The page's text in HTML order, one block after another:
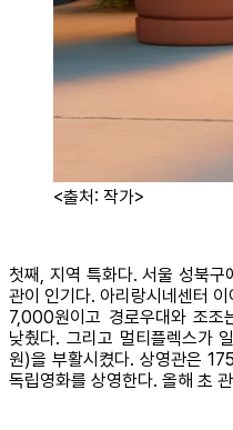
<출처: 작가>
첫째, 지역 특화다. 서울 성북구
관이 인기다. 아리랑시네센터
7,000원이고 경로우대와 조
낮췄다. 그리고 멀티플렉스가
원)을 부활시켰다. 상영관은
독립영화를 상영한다. 올해 초